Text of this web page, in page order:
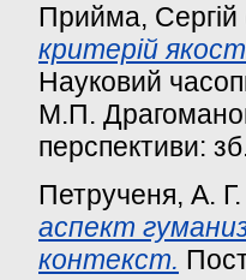
Прийма, Сергій
критерій
Науковий
М.П.
перспективи:
Петрученя, А. Г.
аспект
контекст.